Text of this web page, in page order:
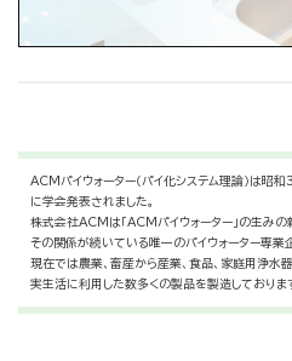
ACMパイウォーター（パイ化システム理論）は
に学会発表されました。
株式会社ACMは「ACMパイウォーター」の生みの
その関係が続いている唯一のパイウォーター専業
現在では農業、畜産から産業、食品、家庭用浄水
実生活に利用した数多くの製品を製造しております